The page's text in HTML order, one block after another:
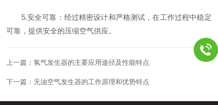
5.安全可靠：经过精密设计和严格测试，在工作过程中稳定
可靠，提供安全的压缩空气供应。
上一篇：氢气发生器的主要应用途径及性能特点
下一篇：无油空气发生器的工作原理和优势特点